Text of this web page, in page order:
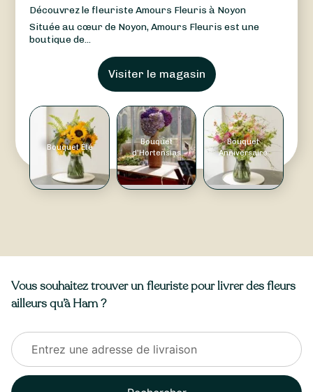
Découvrez le fleuriste Amours Fleuris à Noyon
Située au cœur de Noyon, Amours Fleuris est une
boutique de...
Visiter le magasin
Bouquet Été
Bouquet
d'Hortensias
Bouquet
Anniversaire
Vous souhaitez trouver un fleuriste pour livrer des fleurs
ailleurs qu’à Ham ?